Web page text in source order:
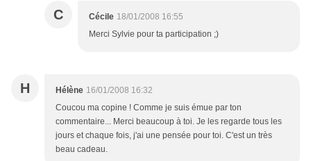
C Cécile 18/01/2008 16:55
Merci Sylvie pour ta participation ;)
H Hélène 16/01/2008 16:32
Coucou ma copine ! Comme je suis émue par ton
commentaire... Merci beaucoup à toi. Je les regarde tous les
jours et chaque fois, j'ai une pensée pour toi. C'est un très
beau cadeau.